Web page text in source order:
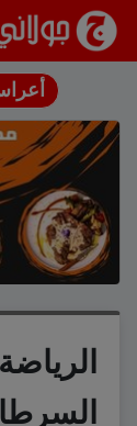
انتقل إلى المحتوى